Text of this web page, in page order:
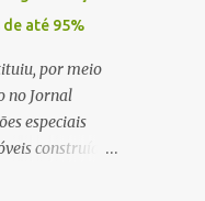
sobre a
cidade.
recebendo.
dizendo
estaria
até 95%
por meio
no Jornal
especiais
construídos